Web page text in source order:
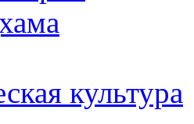
культура